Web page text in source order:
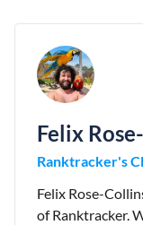
Felix
Ranktracker's
Felix Rose-
of Ranktracker.